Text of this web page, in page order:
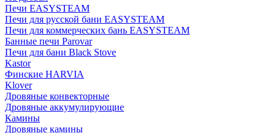
Печи EASYSTEAM
Печи для русской бани EASYSTEAM
Печи для коммерческих бань EASYSTEAM
Банные печи Parovar
Печи для бани Black Stove
Kastor
Финские HARVIA
Klover
Дровяные конвекторные
Дровяные аккумулирующие
Камины
Дровяные камины